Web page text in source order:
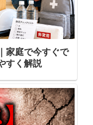
家庭で今すぐで
すく解説